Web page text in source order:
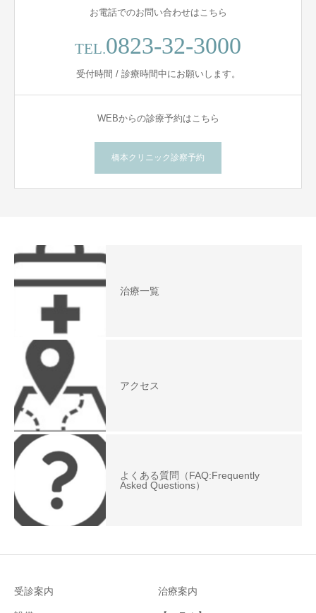
お電話でのお問い合わせはこちら
TEL.0823-32-3000
受付時間 / 診療時間中にお願いします。
WEBからの診療予約はこちら
橋本クリニック診察予約
治療一覧
アクセス
よくある質問（FAQ:Frequently
Asked Questions）
受診案内 治療案内